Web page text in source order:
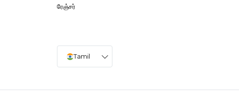
ரேஞ்சர்
Tamil